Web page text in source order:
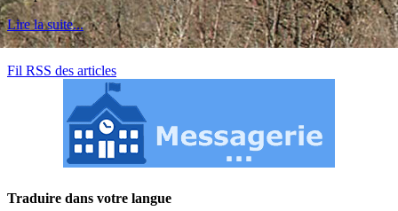
Lire la suite...
Fil RSS des articles
Traduire dans votre langue